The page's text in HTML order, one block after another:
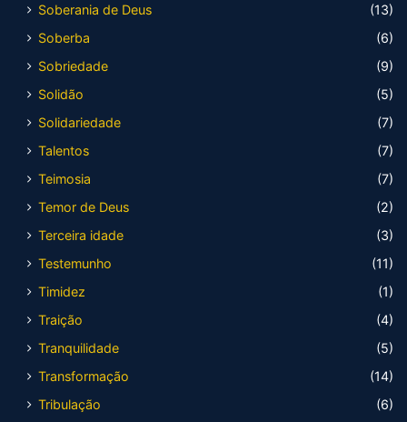
Soberania de Deus
(13)
Soberba
(6)
Sobriedade
(9)
Solidão
(5)
Solidariedade
(7)
Talentos
(7)
Teimosia
(7)
Temor de Deus
(2)
Terceira idade
(3)
Testemunho
(11)
Timidez
(1)
Traição
(4)
Tranquilidade
(5)
Transformação
(14)
Tribulação
(6)